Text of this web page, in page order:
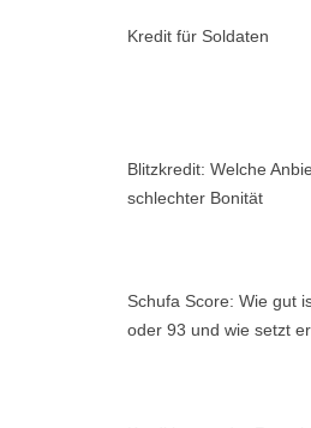
Kredit für Soldaten
Blitzkredit: Welche
schlechter Bonität
Schufa Score: Wie gut
oder 93 und wie setzt